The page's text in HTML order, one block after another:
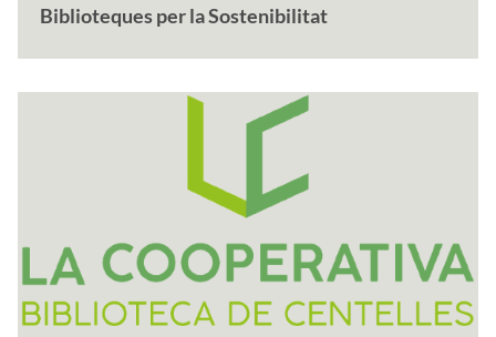
Biblioteques per la Sostenibilitat